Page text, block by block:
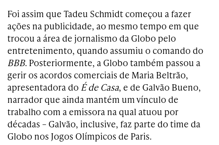
Foi assim que Tadeu Schmidt começou a fazer
ações na publicidade, ao mesmo tempo em que
trocou a área de jornalismo da Globo pelo
entretenimento, quando assumiu o comando do
BBB. Posteriormente, a Globo também passou a
gerir os acordos comerciais de Maria Beltrão,
apresentadora do É de Casa, e de Galvão Bueno,
narrador que ainda mantém um vínculo de
trabalho com a emissora na qual atuou por
décadas – Galvão, inclusive, faz parte do time da
Globo nos Jogos Olímpicos de Paris.